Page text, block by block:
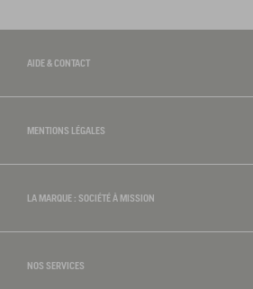
AIDE & CONTACT
MENTIONS LÉGALES
LA MARQUE : SOCIÉTÉ À MISSION
NOS SERVICES